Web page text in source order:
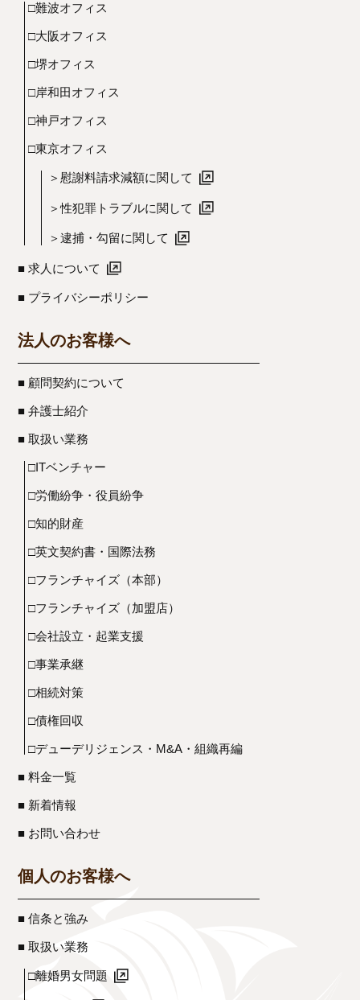
□難波オフィス
□大阪オフィス
□堺オフィス
□岸和田オフィス
□神戸オフィス
□東京オフィス
＞慰謝料請求減額に関して
＞性犯罪トラブルに関して
＞逮捕・勾留に関して
■ 求人について
■ プライバシーポリシー
法人のお客様へ
■ 顧問契約について
■ 弁護士紹介
■ 取扱い業務
□ITベンチャー
□労働紛争・役員紛争
□知的財産
□英文契約書・国際法務
□フランチャイズ（本部）
□フランチャイズ（加盟店）
□会社設立・起業支援
□事業承継
□相続対策
□債権回収
□デューデリジェンス・M&A・組織再編
■ 料金一覧
■ 新着情報
■ お問い合わせ
個人のお客様へ
■ 信条と強み
■ 取扱い業務
□離婚男女問題